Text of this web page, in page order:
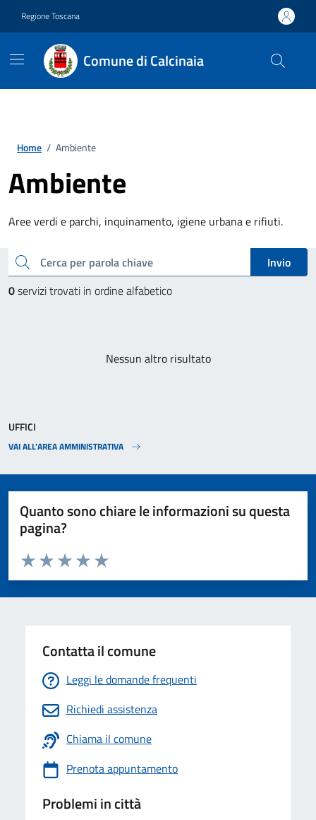
Regione Toscana
Comune di Calcinaia
Home / Ambiente
Ambiente
Aree verdi e parchi, inquinamento, igiene urbana e rifiuti.
Esplora tutti i servizi
cerca
Invio
0servizi trovati in ordine alfabetico
Nessun altro risultato
UFFICI
VAI ALL’AREA AMMINISTRATIVA
Quanto sono chiare le informazioni su questa
pagina?
Valuta da 1 a 5 stelle la pagina
Valuta 5 stelle su 5
Valuta 4 stelle su 5
Valuta 3 stelle su 5
Valuta 2 stelle su 5
Valuta 1 stelle su 5
Contatta il comune
Leggi le domande frequenti
Richiedi assistenza
Chiama il comune
Prenota appuntamento
Problemi in città